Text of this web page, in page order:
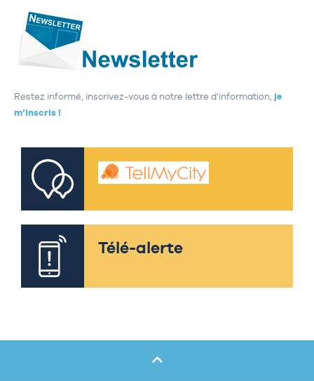
Restez informé, inscrivez-vous à notre lettre d’information, je
m’inscris !
Télé-alerte